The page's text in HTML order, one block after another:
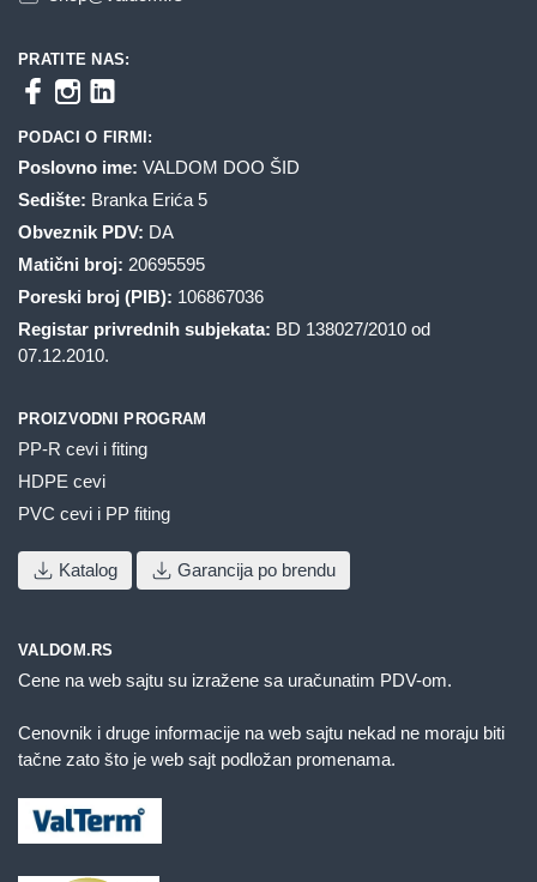
PRATITE NAS:
PODACI O FIRMI:
Poslovno ime: VALDOM DOO ŠID
Sedište: Branka Erića 5
Obveznik PDV: DA
Matični broj: 20695595
Poreski broj (PIB): 106867036
Registar privrednih subjekata: BD 138027/2010 od
07.12.2010.
PROIZVODNI PROGRAM
PP-R cevi i fiting
HDPE cevi
PVC cevi i PP fiting
Katalog Garancija po brendu
VALDOM.RS
Cene na web sajtu su izražene sa uračunatim PDV-om.
Cenovnik i druge informacije na web sajtu nekad ne moraju biti
tačne zato što je web sajt podložan promenama.